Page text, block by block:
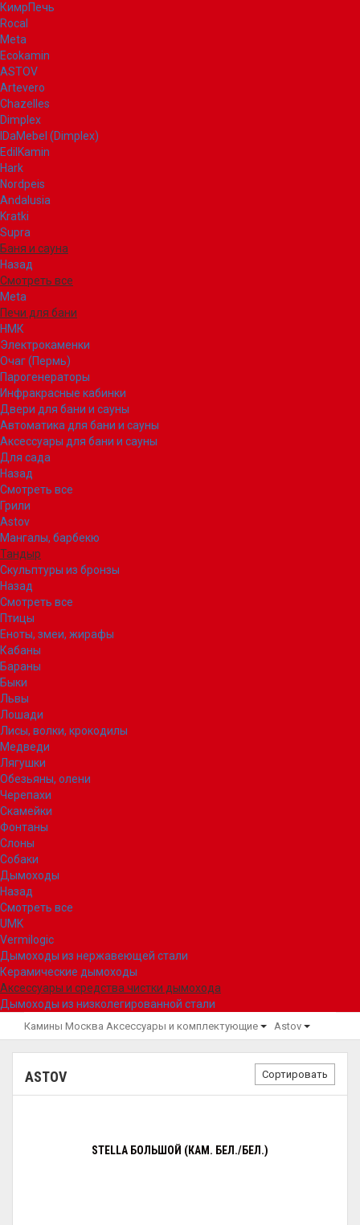
КимрПечь
Rocal
Meta
Ecokamin
ASTOV
Artevero
Chazelles
Dimplex
IDaMebel (Dimplex)
EdilKamin
Hark
Nordpeis
Andalusia
Kratki
Supra
Баня и сауна
Назад
Смотреть все
Meta
Печи для бани
НМК
Электрокаменки
Очаг (Пермь)
Парогенераторы
Инфракрасные кабинки
Двери для бани и сауны
Автоматика для бани и сауны
Аксессуары для бани и сауны
Для сада
Назад
Смотреть все
Грили
Astov
Мангалы, барбекю
Тандыр
Скульптуры из бронзы
Назад
Смотреть все
Птицы
Еноты, змеи, жирафы
Кабаны
Бараны
Быки
Львы
Лошади
Лисы, волки, крокодилы
Медведи
Лягушки
Обезьяны, олени
Черепахи
Скамейки
Фонтаны
Слоны
Собаки
Дымоходы
Назад
Смотреть все
UMK
Vermilogic
Дымоходы из нержавеющей стали
Керамические дымоходы
Аксессуары и средства чистки дымохода
Дымоходы из низколегированной стали
Камины Москва Аксессуары и комплектующие Astov
ASTOV Сортировать
STELLA БОЛЬШОЙ (КАМ. БЕЛ./БЕЛ.)